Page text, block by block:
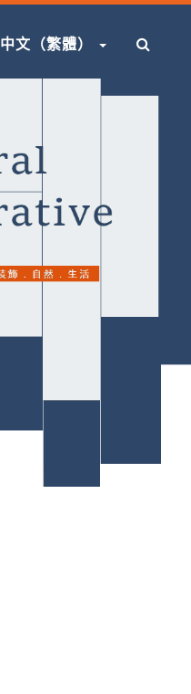
中文（繁體）